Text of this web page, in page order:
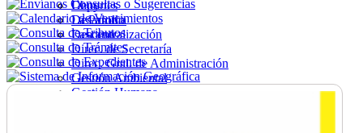
Deportes
Desarrollo
Descentralización
Direc. de Secretaría
Direc. Gral. de Administración
Gestión Ambiental
Gestión Humana
Chuy
La Paloma
Lascano